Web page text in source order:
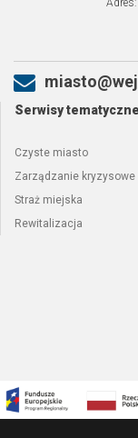
Serwisy tematyczne
Czyste miasto
Zarządzanie kryzysowe
Straż miejska
Rewitalizacja